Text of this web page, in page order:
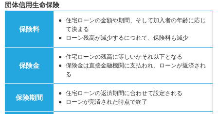
団体信用生命保険
保険料
住宅ローンの金額や期間、そして加入者の年齢に応じ
て決まる
ローン残高が減少するにつれて、保険料も減少
保険金
住宅ローンの残高に等しいかそれ以下となる
保険金は直接金融機関に支払われ、ローンが返済され
る
保険期間
住宅ローンの返済期間に合わせて設定される
ローンが完済された時点で終了